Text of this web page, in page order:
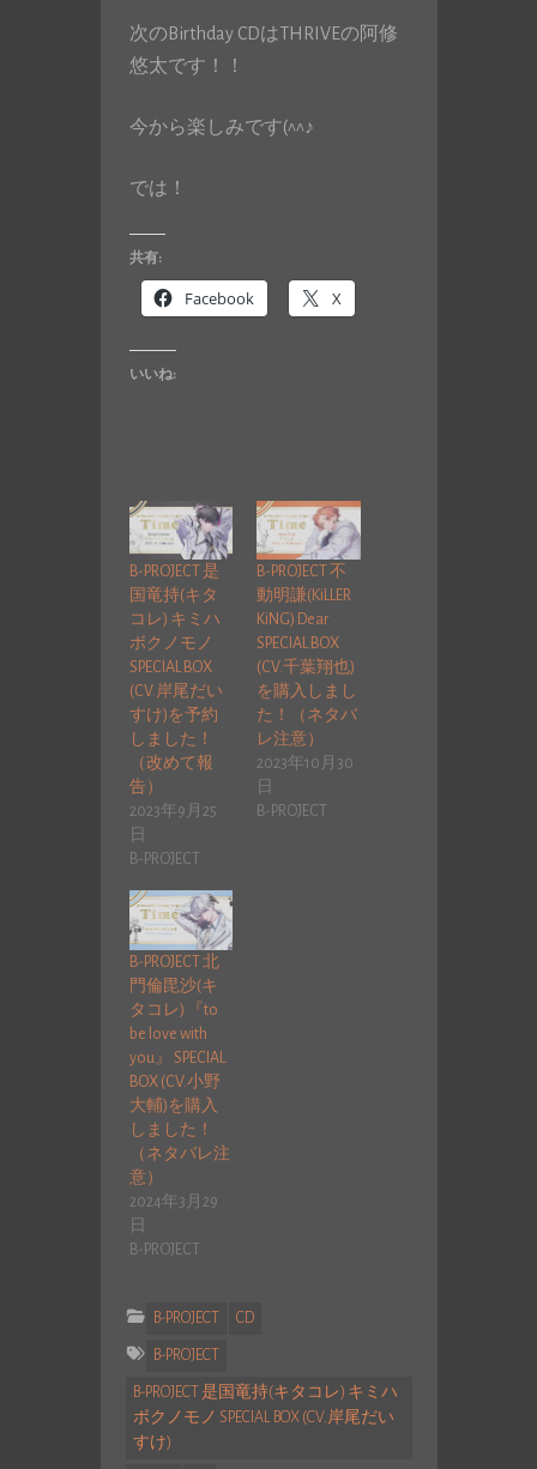
次のBirthday CDはTHRIVEの阿修
悠太です！！
今から楽しみです(^^♪
では！
共有:
Facebook X
いいね:
B-PROJECT 是
国竜持(キタ
コレ) キミハ
ボクノモノ
SPECIAL BOX
(CV.岸尾だい
すけ)を予約
しました！
（改めて報
告）
2023年9月25
日
B-PROJECT
B-PROJECT 不
動明謙(KiLLER
KiNG) Dear
SPECIAL BOX
(CV.千葉翔也)
を購入しまし
た！（ネタバ
レ注意）
2023年10月30
日
B-PROJECT
B-PROJECT 北
門倫毘沙(キ
タコレ) 『to
be love with
you』 SPECIAL
BOX (CV.小野
大輔)を購入
しました！
（ネタバレ注
意）
2024年3月29
日
B-PROJECT
B-PROJECT CD
B-PROJECT
B-PROJECT 是国竜持(キタコレ) キミハ
ボクノモノ SPECIAL BOX (CV.岸尾だい
すけ)